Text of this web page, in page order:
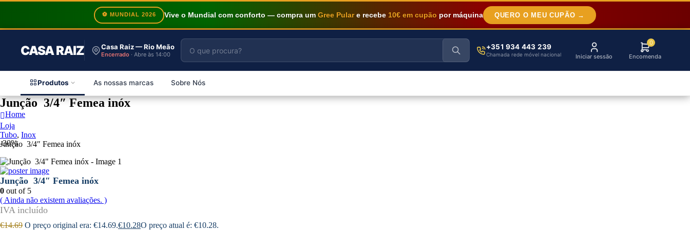
⚽ MUNDIAL 2026 Vive o Mundial com conforto — compra um Gree Pulare recebe 10€ em cupão por máquina QUERO O MEU CUPÃO →
CASA RAIZ Casa Raiz — Rio Meão
Encerrado · Abre às 14:00
+351 934 443 239
Chamada rede móvel nacional Iniciar sessão
0
Encomenda
Produtos As nossas marcas Sobre Nós
Junção 3/4″ Femea inóx
Home
Loja
Tubo, Inox
Junção 3/4″ Femea inóx
-30%
Junção 3/4″ Femea inóx
0 out of 5
( Ainda não existem avaliações. )
€14.69 O preço original era: €14.69.€10.28O preço atual é: €10.28.